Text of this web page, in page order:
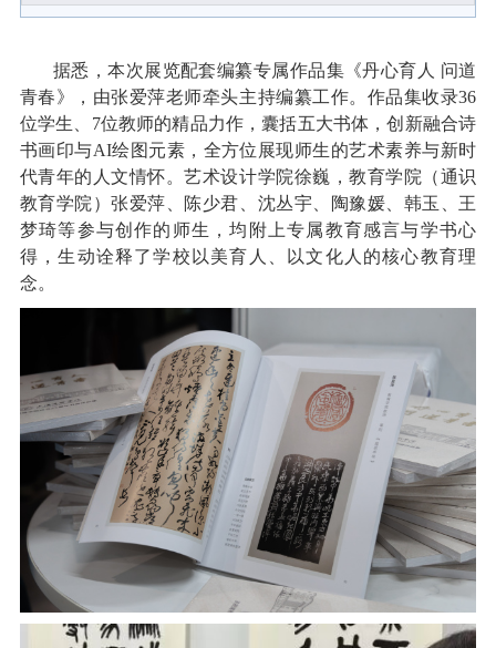
据悉，本次展览配套编纂专属作品集《丹心育人 问道
青春》，由张爱萍老师牵头主持编纂工作。作品集收录36
位学生、7位教师的精品力作，囊括五大书体，创新融合诗
书画印与AI绘图元素，全方位展现师生的艺术素养与新时
代青年的人文情怀。艺术设计学院徐巍，教育学院（通识
教育学院）张爱萍、陈少君、沈丛宇、陶豫媛、韩玉、王
梦琦等参与创作的师生，均附上专属教育感言与学书心
得，生动诠释了学校以美育人、以文化人的核心教育理
念。